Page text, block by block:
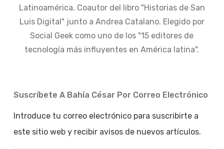
Latinoamérica. Coautor del libro "Historias de San
Luis Digital" junto a Andrea Catalano. Elegido por
Social Geek como uno de los "15 editores de
tecnología más influyentes en América latina".
Suscríbete A Bahía César Por Correo Electrónico
Introduce tu correo electrónico para suscribirte a
este sitio web y recibir avisos de nuevos artículos.